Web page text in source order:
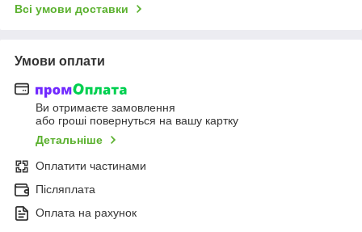
Всі умови доставки
Умови оплати
Ви отримаєте замовлення
або гроші повернуться на вашу картку
Детальніше
Оплатити частинами
Післяплата
Оплата на рахунок